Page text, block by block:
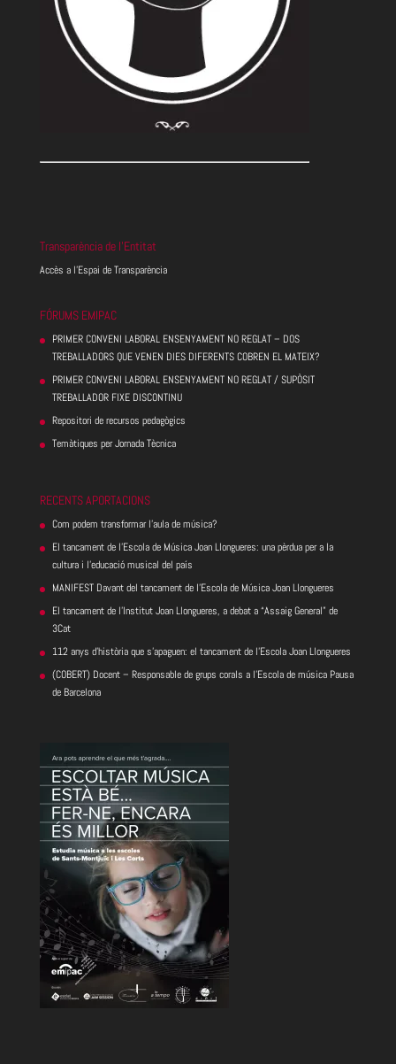
Transparència de l’Entitat
Accès a l’Espai de Transparència
FÓRUMS EMIPAC
PRIMER CONVENI LABORAL ENSENYAMENT NO REGLAT – DOS
TREBALLADORS QUE VENEN DIES DIFERENTS COBREN EL MATEIX?
PRIMER CONVENI LABORAL ENSENYAMENT NO REGLAT / SUPÒSIT
TREBALLADOR FIXE DISCONTINU
Repositori de recursos pedagògics
Temàtiques per Jornada Tècnica
RECENTS APORTACIONS
Com podem transformar l’aula de música?
El tancament de l’Escola de Música Joan Llongueres: una pèrdua per a la
cultura i l’educació musical del país
MANIFEST Davant del tancament de l’Escola de Música Joan Llongueres
El tancament de l’Institut Joan Llongueres, a debat a “Assaig General” de
3Cat
112 anys d’història que s’apaguen: el tancament de l’Escola Joan Llongueres
(COBERT) Docent – Responsable de grups corals a l’Escola de música Pausa
de Barcelona